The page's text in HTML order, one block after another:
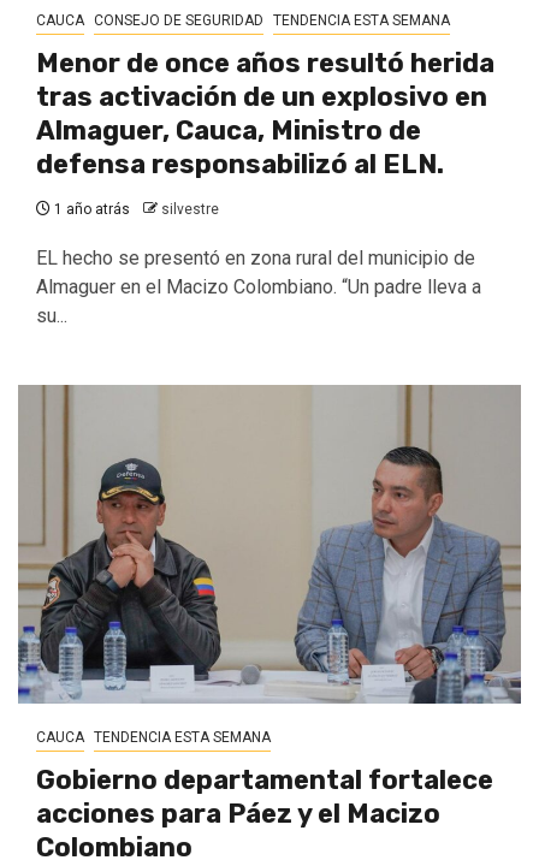
CAUCA CONSEJO DE SEGURIDAD TENDENCIA ESTA SEMANA
Menor de once años resultó herida
tras activación de un explosivo en
Almaguer, Cauca, Ministro de
defensa responsabilizó al ELN.
1 año atrás silvestre
EL hecho se presentó en zona rural del municipio de
Almaguer en el Macizo Colombiano. “Un padre lleva a
su...
CAUCA TENDENCIA ESTA SEMANA
Gobierno departamental fortalece
acciones para Páez y el Macizo
Colombiano